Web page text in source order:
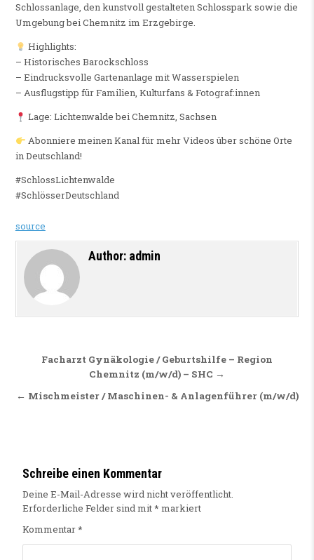
Schlossanlage, den kunstvoll gestalteten Schlosspark sowie die
Umgebung bei Chemnitz im Erzgebirge.
Highlights:
– Historisches Barockschloss
– Eindrucksvolle Gartenanlage mit Wasserspielen
– Ausflugstipp für Familien, Kulturfans & Fotograf:innen
Lage: Lichtenwalde bei Chemnitz, Sachsen
Abonniere meinen Kanal für mehr Videos über schöne Orte
in Deutschland!
#SchlossLichtenwalde
#SchlösserDeutschland
source
Author: admin
Beitragsnavigation
Facharzt Gynäkologie / Geburtshilfe – Region
Chemnitz (m/w/d) – SHC →
← Mischmeister / Maschinen- & Anlagenführer (m/w/d)
Schreibe einen Kommentar
Deine E-Mail-Adresse wird nicht veröffentlicht.
Erforderliche Felder sind mit* markiert
Kommentar*